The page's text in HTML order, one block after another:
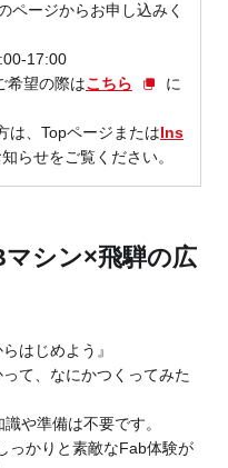
ページからお申し込みく
17:00
希望の際はこちら
に
は、TopページまたはIns
らせをご覧ください。
シン×飛騨の広
はじめよう』
って、なにかつくってみた
や準備は不要です。
っかりと素敵なFab体験が